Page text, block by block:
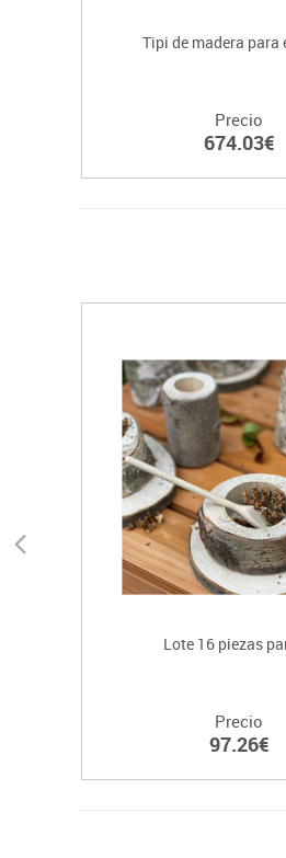
Tipi de madera para
Precio
674.03€
Lote 16 piezas
Precio
97.26€